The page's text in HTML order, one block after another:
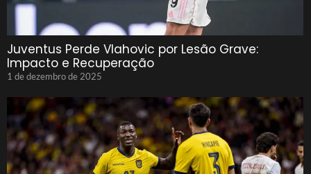
Juventus Perde Vlahovic por Lesão Grave:
Impacto e Recuperação
1 de dezembro de 2025